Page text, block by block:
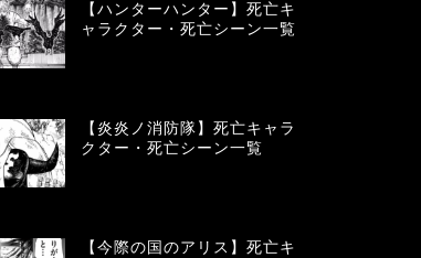
【ハンターハンター】死亡キ
ャラクター・死亡シーン一覧
【炎炎ノ消防隊】死亡キャラ
クター・死亡シーン一覧
【今際の国のアリス】死亡キ